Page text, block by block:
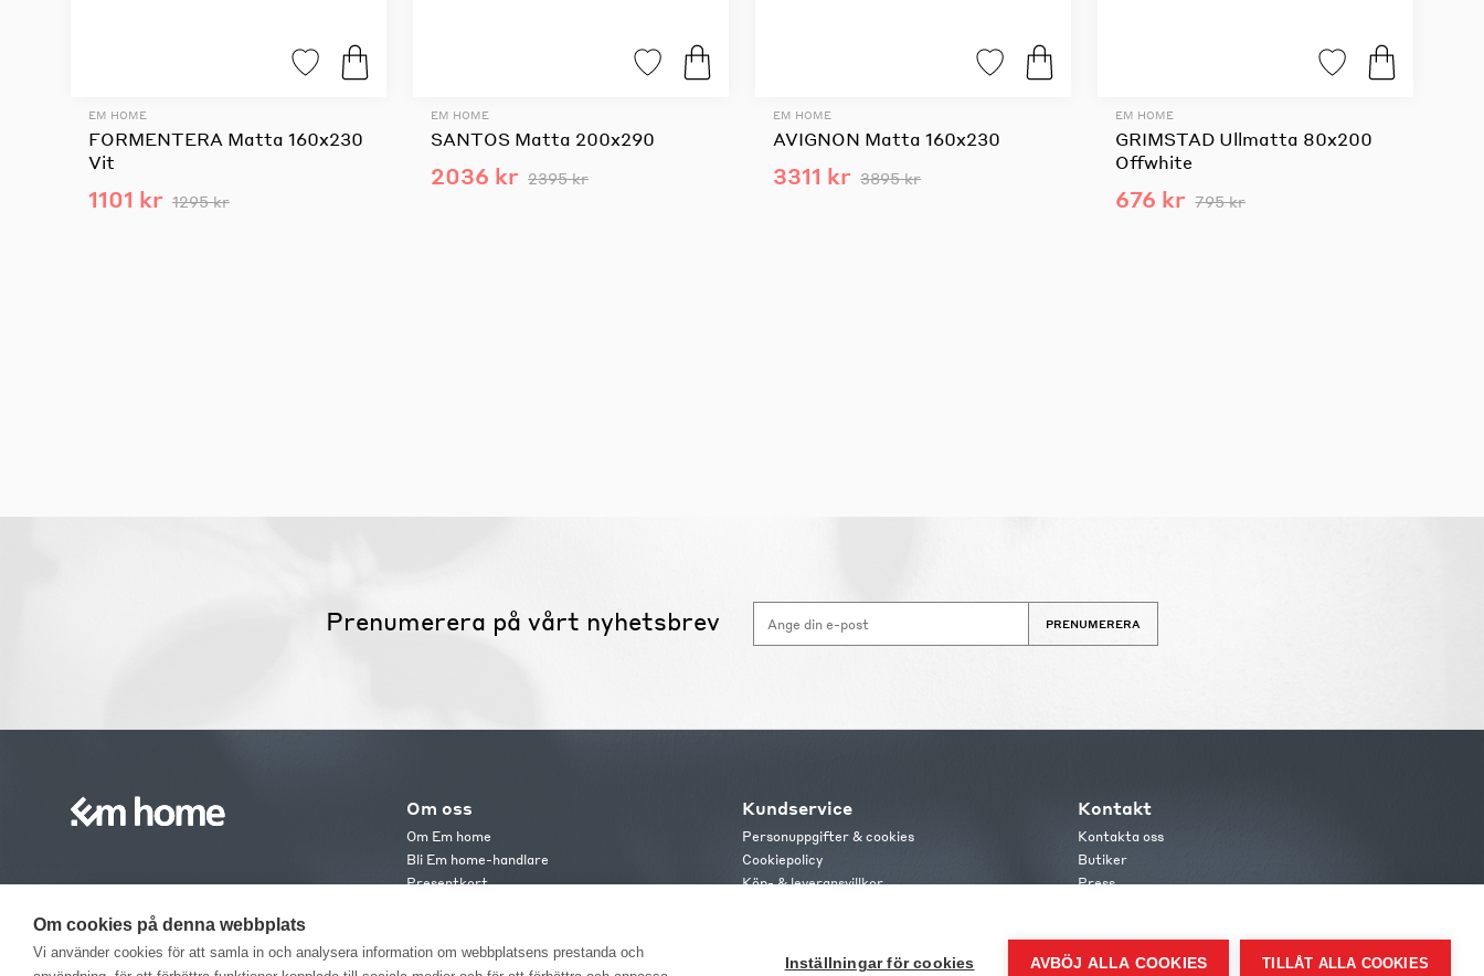
EM HOME
FORMENTERA Matta 160x230
Vit
1101 kr 1295 kr
EM HOME
SANTOS Matta 200x290
2036 kr 2395 kr
EM HOME
AVIGNON Matta 160x230
3311 kr 3895 kr
EM HOME
GRIMSTAD Ullmatta 80x200
Offwhite
676 kr 795 kr
Prenumerera på vårt nyhetsbrev PRENUMERERA
Om oss
Om Em home
Bli Em home-handlare
Presentkort
Medlemsvillkor
Kundservice
Personuppgifter & cookies
Cookiepolicy
Köp- & leveransvillkor
Kontakt
Kontakta oss
Butiker
Press
Om cookies på denna webbplats
Vi använder cookies för att samla in och analysera information om webbplatsens prestanda och
Inställningar för cookies AVBÖJ ALLA COOKIES TILLÅT ALLA COOKIES